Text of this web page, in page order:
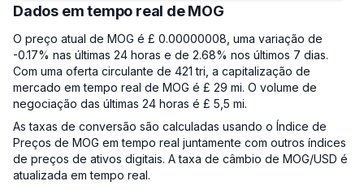
Dados em tempo real de MOG
O preço atual de MOG é £ 0.00000008, uma variação de
-0.17% nas últimas 24 horas e de 2.68% nos últimos 7 dias.
Com uma oferta circulante de 421 tri, a capitalização de
mercado em tempo real de MOG é £ 29 mi. O volume de
negociação das últimas 24 horas é £ 5,5 mi.
As taxas de conversão são calculadas usando o Índice de
Preços de MOG em tempo real juntamente com outros índices
de preços de ativos digitais. A taxa de câmbio de MOG/USD é
atualizada em tempo real.